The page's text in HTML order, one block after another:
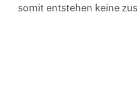
somit entstehen keine